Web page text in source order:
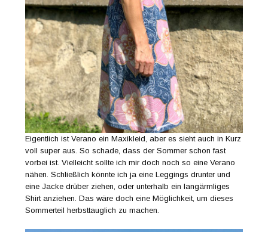
Eigentlich ist Verano ein Maxikleid, aber es sieht auch in Kurz
voll super aus. So schade, dass der Sommer schon fast
vorbei ist. Vielleicht sollte ich mir doch noch so eine Verano
nähen. Schließlich könnte ich ja eine Leggings drunter und
eine Jacke drüber ziehen, oder unterhalb ein langärmliges
Shirt anziehen. Das wäre doch eine Möglichkeit, um dieses
Sommerteil herbsttauglich zu machen.